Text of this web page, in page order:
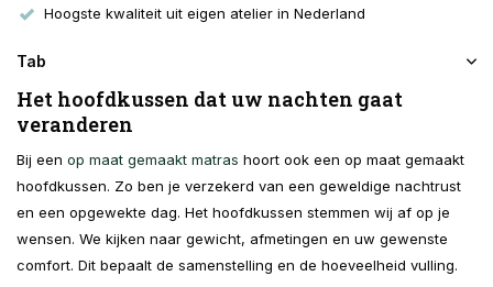
Hoogste kwaliteit uit eigen atelier in Nederland
Tab
Het hoofdkussen dat uw nachten gaat
veranderen
Bij een op maat gemaakt matras hoort ook een op maat gemaakt
hoofdkussen. Zo ben je verzekerd van een geweldige nachtrust
en een opgewekte dag. Het hoofdkussen stemmen wij af op je
wensen. We kijken naar gewicht, afmetingen en uw gewenste
comfort. Dit bepaalt de samenstelling en de hoeveelheid vulling.